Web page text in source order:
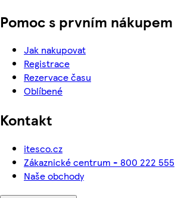
Pomoc s prvním nákupem
Jak nakupovat
Registrace
Rezervace času
Oblíbené
Kontakt
itesco.cz
Zákaznické centrum - 800 222 555
Naše obchody